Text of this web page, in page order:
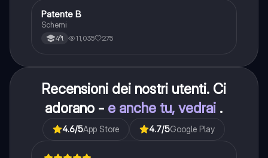
Altro
Patente B
Schemi
4ªl 11,035 275
Recensioni dei nostri utenti. Ci
adorano - e anche tu, vedrai .
4.6/5App Store 4.7/5Google Play